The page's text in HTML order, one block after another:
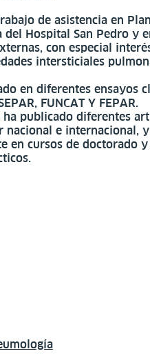
de asistencia en
del Hospital San Pedro y
con especial
intersticiales
en diferentes ensayos
FUNCAT Y FEPAR.
ha publicado diferentes
nacional e internacional,
en cursos de doctorado y